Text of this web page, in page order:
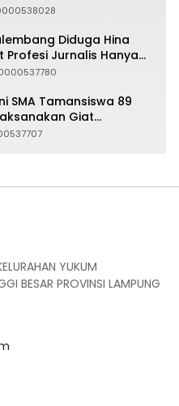
Diduga Hina
Profesi Jurnalis Hanya
Berujung Dugaan
SMA Tamansiswa 89
Giat
YUKUM
BESAR PROVINSI LAMPUNG